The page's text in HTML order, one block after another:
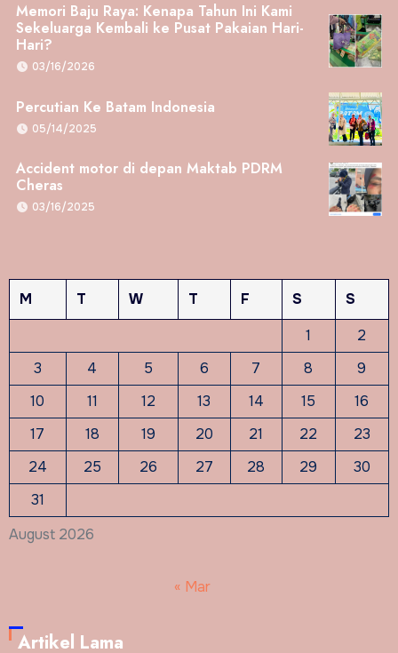
Memori Baju Raya: Kenapa Tahun Ini Kami
Sekeluarga Kembali ke Pusat Pakaian Hari-
Hari?
03/16/2026
Percutian Ke Batam Indonesia
05/14/2025
Accident motor di depan Maktab PDRM
Cheras
03/16/2025
August 2026
M T W T F S
S
1
2
3
4 5 6 7 8
9
10
11 12 13 14 15
16
17
18 19 20 21 22
23
24
25 26 27 28 29
30
31
« Mar
Artikel Lama